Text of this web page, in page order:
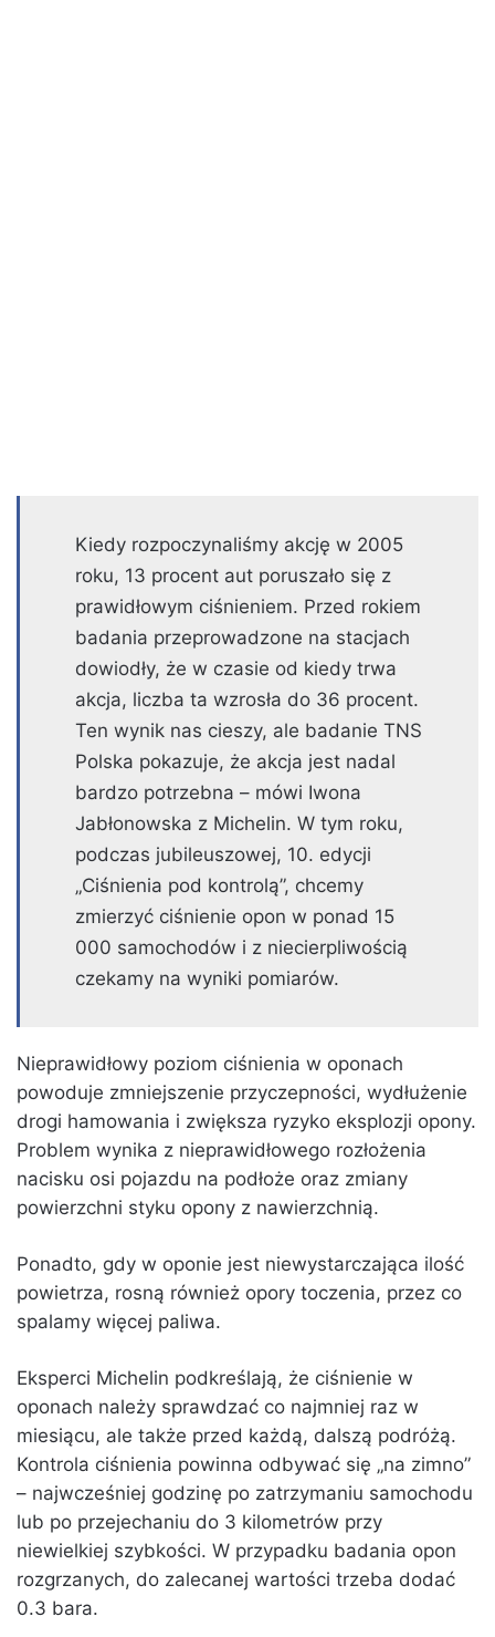
Kiedy rozpoczynaliśmy akcję w 2005
roku, 13 procent aut poruszało się z
prawidłowym ciśnieniem. Przed rokiem
badania przeprowadzone na stacjach
dowiodły, że w czasie od kiedy trwa
akcja, liczba ta wzrosła do 36 procent.
Ten wynik nas cieszy, ale badanie TNS
Polska pokazuje, że akcja jest nadal
bardzo potrzebna – mówi Iwona
Jabłonowska z Michelin. W tym roku,
podczas jubileuszowej, 10. edycji
„Ciśnienia pod kontrolą”, chcemy
zmierzyć ciśnienie opon w ponad 15
000 samochodów i z niecierpliwością
czekamy na wyniki pomiarów.
Nieprawidłowy poziom ciśnienia w oponach
powoduje zmniejszenie przyczepności, wydłużenie
drogi hamowania i zwiększa ryzyko eksplozji opony.
Problem wynika z nieprawidłowego rozłożenia
nacisku osi pojazdu na podłoże oraz zmiany
powierzchni styku opony z nawierzchnią.
Ponadto, gdy w oponie jest niewystarczająca ilość
powietrza, rosną również opory toczenia, przez co
spalamy więcej paliwa.
Eksperci Michelin podkreślają, że ciśnienie w
oponach należy sprawdzać co najmniej raz w
miesiącu, ale także przed każdą, dalszą podróżą.
Kontrola ciśnienia powinna odbywać się „na zimno”
– najwcześniej godzinę po zatrzymaniu samochodu
lub po przejechaniu do 3 kilometrów przy
niewielkiej szybkości. W przypadku badania opon
rozgrzanych, do zalecanej wartości trzeba dodać
0.3 bara.